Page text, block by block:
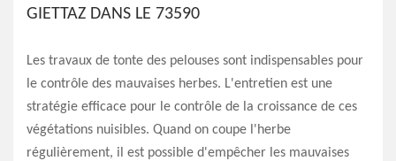
GIETTAZ DANS LE 73590
Les travaux de tonte des pelouses sont indispensables pour
le contrôle des mauvaises herbes. L'entretien est une
stratégie efficace pour le contrôle de la croissance de ces
végétations nuisibles. Quand on coupe l'herbe
régulièrement, il est possible d'empêcher les mauvaises